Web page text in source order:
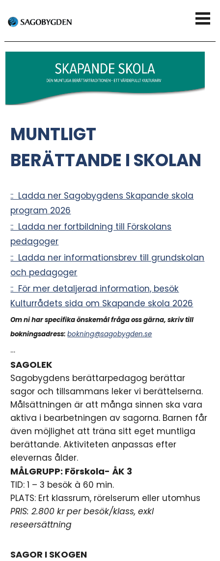
m
y
MUNTLIGT
BERÄTTANDE I SKOLAN
:: Ladda ner Sagobygdens Skapande skola
program 2026
:: Ladda ner fortbildning till Förskolans
pedagoger
:: Ladda ner informationsbrev till grundskolan
och pedagoger
:: För mer detaljerad information, besök
Kulturrådets sida om Skapande skola 2026
Om ni har specifika önskemål fråga oss gärna, skriv till
bokningsadress:bokning@sagobygden.se
…
SAGOLEK
Sagobygdens berättarpedagog berättar
sagor och tillsammans leker vi berättelserna.
Målsättningen är att många sinnen ska vara
aktiva i bearbetningen av sagorna. Barnen får
även möjlighet att träna sitt eget muntliga
berättande. Aktiviteten anpassas efter
elevernas ålder.
MÅLGRUPP: Förskola- ÅK 3
TID: 1 – 3 besök à 60 min.
PLATS: Ert klassrum, rörelserum eller utomhus
PRIS: 2.800 kr per besök/klass, exkl
reseersättning
SAGOR I SKOGEN